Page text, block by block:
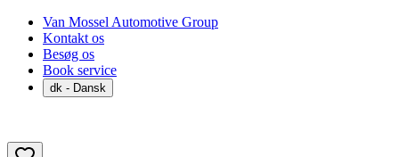
Van Mossel Automotive Group
Kontakt os
Besøg os
Book service
dk - Dansk